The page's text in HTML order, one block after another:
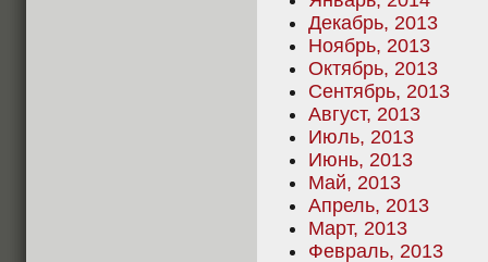
Декабрь, 2013
Ноябрь, 2013
Октябрь, 2013
Сентябрь, 2013
Август, 2013
Июль, 2013
Июнь, 2013
Май, 2013
Апрель, 2013
Март, 2013
Февраль, 2013